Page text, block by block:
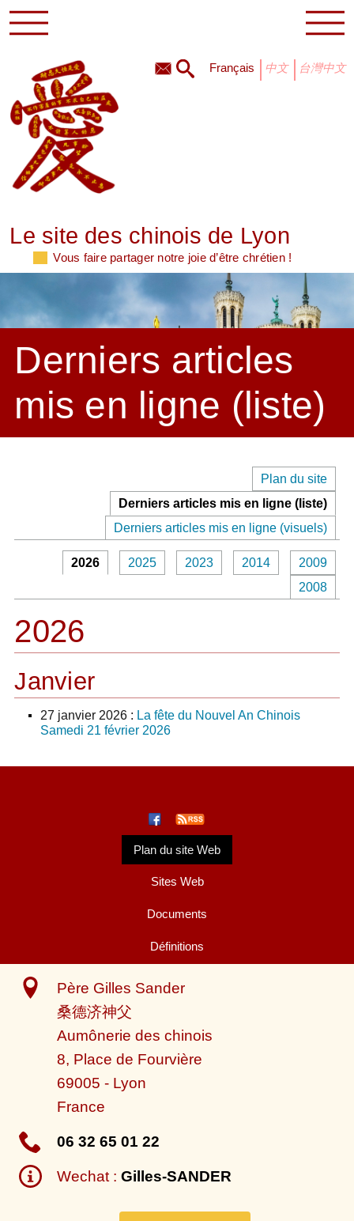
français 中文 台灣中文
Le site des chinois de Lyon
Vous faire partager notre joie d’être chrétien !
Derniers articles
mis en ligne (liste)
Plan du site
Derniers articles mis en ligne (liste)
Derniers articles mis en ligne (visuels)
2026 2025 2023 2014
2009
2008
2026
Janvier
27 janvier 2026: La fête du Nouvel An Chinois
Samedi 21 février 2026
Plan du site Web
Sites Web
Documents
Définitions
Père Gilles Sander
桑德济神父
Aumônerie des chinois
8, Place de Fourvière
69005 - Lyon
France
06 32 65 01 22
Wechat :Gilles-SANDER